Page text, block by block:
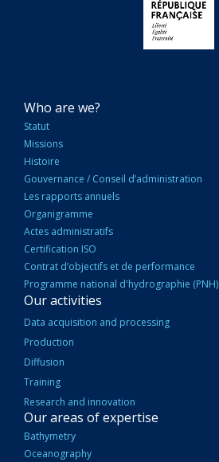
NAVIGATION
PRINCIPALE
Who are we?
Statut
Missions
Histoire
Gouvernance / Conseil d’administration
Les rapports annuels
Organigramme
Actes administratifs
Certification ISO
Contrat d’objectifs et de performance
Programme national d'hydrographie (PNH)
Our activities
Data acquisition and processing
Production
Diffusion
Training
Research and innovation
Our areas of expertise
Bathymetry
Oceanography